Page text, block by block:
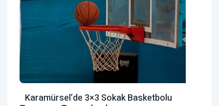
Karamürsel’de 3×3 Sokak Basketbolu